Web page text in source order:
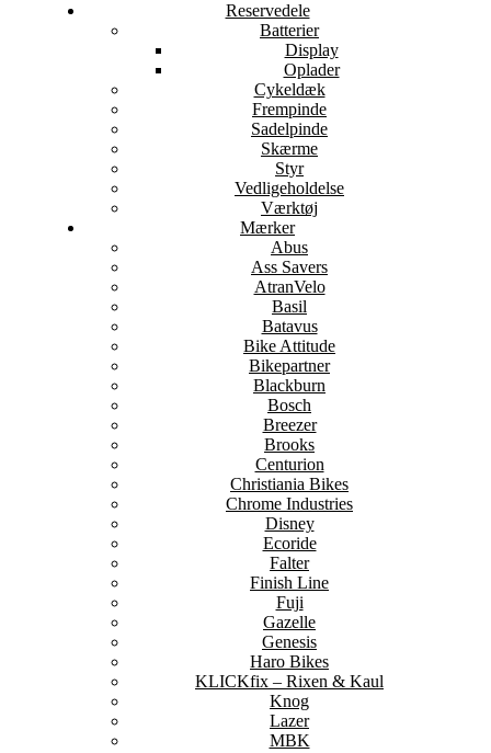
Reservedele
Batterier
Display
Oplader
Cykeldæk
Frempinde
Sadelpinde
Skærme
Styr
Vedligeholdelse
Værktøj
Mærker
Abus
Ass Savers
AtranVelo
Basil
Batavus
Bike Attitude
Bikepartner
Blackburn
Bosch
Breezer
Brooks
Centurion
Christiania Bikes
Chrome Industries
Disney
Ecoride
Falter
Finish Line
Fuji
Gazelle
Genesis
Haro Bikes
KLICKfix – Rixen & Kaul
Knog
Lazer
MBK